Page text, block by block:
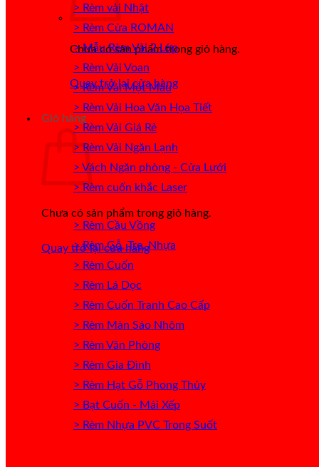
Chưa có sản phẩm trong giỏ hàng.
Quay trở lại cửa hàng
Giỏ hàng
Chưa có sản phẩm trong giỏ hàng.
Quay trở lại cửa hàng
> Rèm vải Nhật
> Rèm Cửa ROMAN
> Mẫu Rèm Vải 2 Lớp
> Rèm Vải Voan
> Rèm Vải Một Màu
> Rèm Vải Hoa Văn Họa Tiết
> Rèm Vải Giá Rẻ
> Rèm Vải Ngăn Lạnh
> Vách Ngăn phòng - Cửa Lưới
> Rèm cuốn khắc Laser
> Rèm Cầu Vồng
> Rèm Gỗ, Tre, Nhựa
> Rèm Cuốn
> Rèm Lá Dọc
> Rèm Cuốn Tranh Cao Cấp
> Rèm Màn Sáo Nhôm
> Rèm Văn Phòng
> Rèm Gia Đình
> Rèm Hạt Gỗ Phong Thủy
> Bạt Cuốn - Mái Xếp
> Rèm Nhựa PVC Trong Suốt